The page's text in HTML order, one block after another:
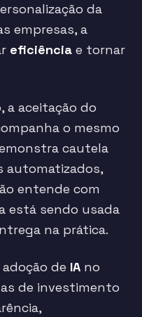
da
empresas, a
eficiência e tornar
a aceitação do
o mesmo
cautela
automatizados,
entende com
está sendo usada
na prática.
de IA no
de investimento